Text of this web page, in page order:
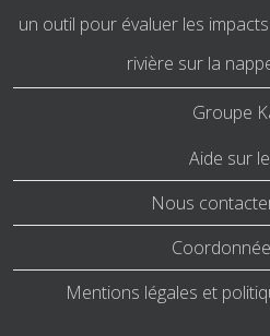
un outil pour évaluer les
rivière sur la
Groupe
Aide sur
Nous
Mentions légales et